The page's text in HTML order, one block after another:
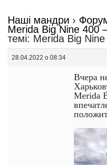
Наші мандри ›
Merida Big Nine 400
темі: Merida Big
28.04.2022 о 08:34
Вчера
Merida